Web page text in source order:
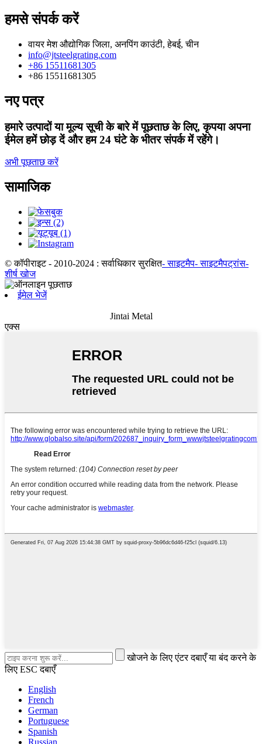
हमसे संपर्क करें
वायर मेश औद्योगिक जिला, अनपिंग काउंटी, हेबई, चीन
info@jtsteelgrating.com
+86 15511681305
+86 15511681305
नए पत्र
हमारे उत्पादों या मूल्य सूची के बारे में पूछताछ के लिए, कृपया अपना
ईमेल हमें छोड़ दें और हम 24 घंटे के भीतर संपर्क में रहेंगे।
अभी पूछताछ करें
सामाजिक
© कॉपीराइट - 2010-2024 : सर्वाधिकार सुरक्षित- साइटमैप- साइटमैपट्रांस-
शीर्ष खोज
ईमेल भेजें
Jintai Metal
एक्स
खोजने के लिए एंटर दबाएँ या बंद करने के
लिए ESC दबाएँ
English
French
German
Portuguese
Spanish
Russian